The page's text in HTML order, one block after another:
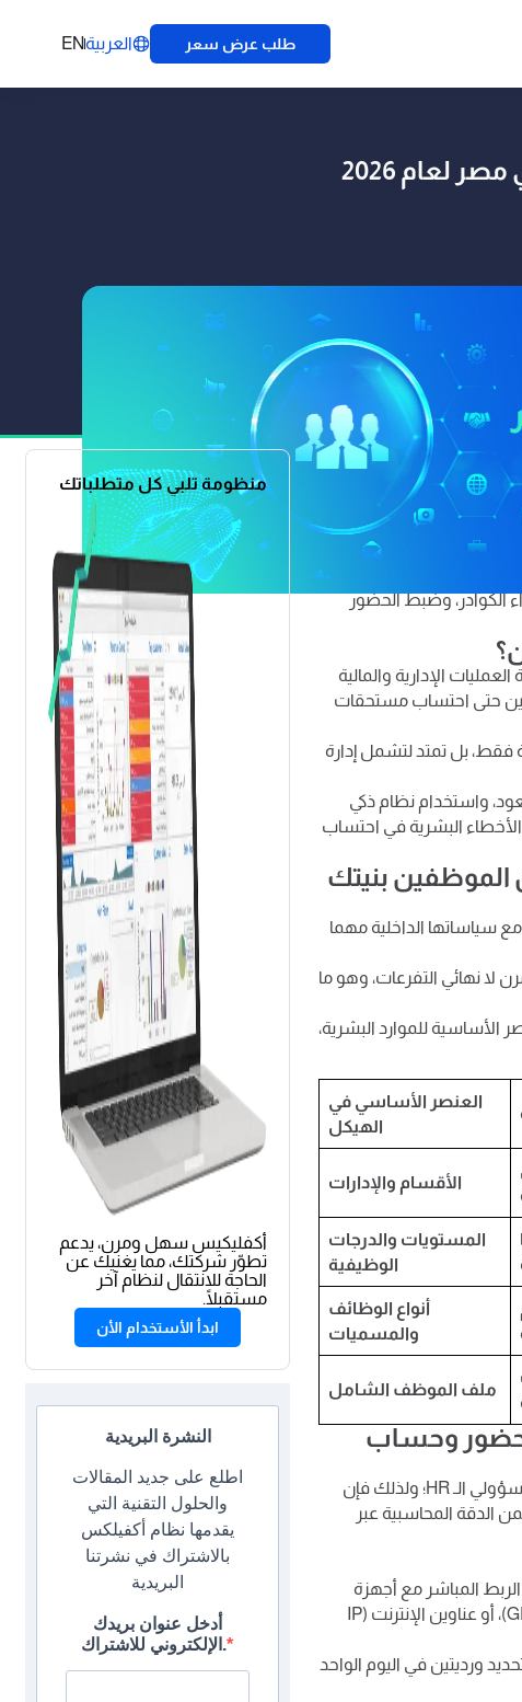
EN العربية طلب عرض سعر
لعام 2026
وفي ظل التغيرات
لتبني نظام ادارة
الكوادر، وضبط الحضور
الإدارية والمالية
حتى احتساب مستحقات
فقط، بل تمتد لتشمل إدارة
واستخدام نظام ذكي
البشرية في احتساب
بنيتك
سياساتها الداخلية مهما
نهائي التفرعات، وهو ما
الأساسية للموارد البشرية،
العنصر الأساسي في
الهيكل
الأقسام والإدارات
المستويات والدرجات
الوظيفية
أنواع الوظائف
والمسميات
ملف الموظف الشامل
وحساب
تعد معضلتا ضبط الوقت واحتساب الرواتب من أعقد المهام الإدارية التي تواجه مسؤولي الـ HR؛ ولذلك فإن
الدقة المحاسبية عبر
المباشر مع أجهزة
البصمة بمختلف أنواعها، أو تحديد قواعد تسجيل الحضور عبر الموقع الجغرافي (GPS)، أو عناوين الإنترنت (IP
ورديتين في اليوم الواحد
منظومة تلبي كل متطلباتك
أكفليكيس سهل ومرن، يدعم
تطوّر شركتك، مما يغنيك عن
الحاجة للانتقال لنظام آخر
مستقبلًا.
ابدأ الأستخدام الأن
النشرة البريدية
اطلع على جديد المقالات
والحلول التقنية التي
يقدمها نظام أكفيلكس
بالاشتراك في نشرتنا
البريدية
أدخل عنوان بريدك
الإلكتروني للاشتراك.